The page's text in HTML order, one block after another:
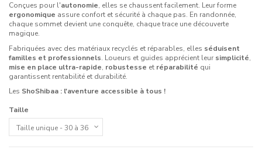
Conçues pour l'autonomie, elles se chaussent facilement. Leur forme
ergonomique assure confort et sécurité à chaque pas. En randonnée,
chaque sommet devient une conquête, chaque trace une découverte
magique.
Fabriquées avec des matériaux recyclés et réparables, elles séduisent
familles et professionnels. Loueurs et guides apprécient leur simplicité,
mise en place ultra-rapide, robustesse et réparabilité qui
garantissent rentabilité et durabilité.
Les ShoShibaa : l'aventure accessible à tous !
Taille